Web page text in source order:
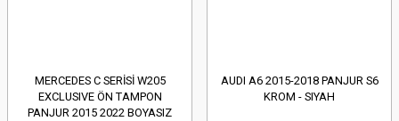
MERCEDES C SERİSİ W205
EXCLUSIVE ÖN TAMPON
PANJUR 2015 2022 BOYASIZ
AUDI A6 2015-2018 PANJUR S6
KROM - SIYAH